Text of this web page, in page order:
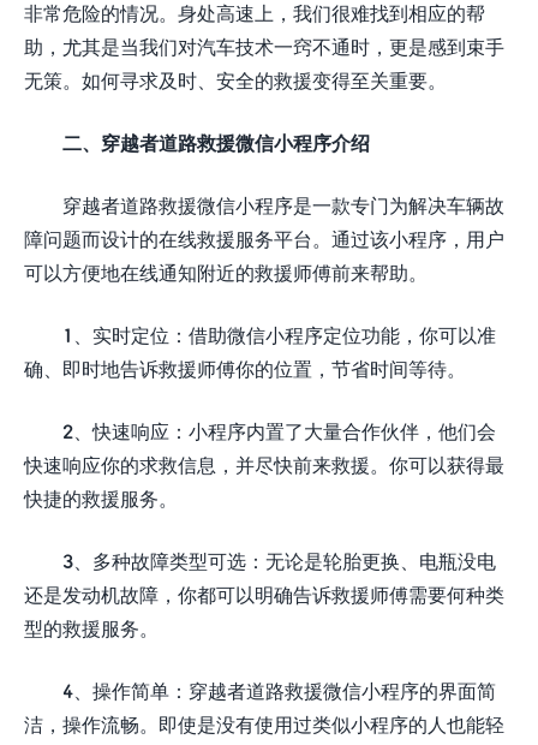
非常危险的情况。身处高速上，我们很难找到相应的帮
助，尤其是当我们对汽车技术一窍不通时，更是感到束手
无策。如何寻求及时、安全的救援变得至关重要。
二、穿越者道路救援微信小程序介绍
穿越者道路救援微信小程序是一款专门为解决车辆故
障问题而设计的在线救援服务平台。通过该小程序，用户
可以方便地在线通知附近的救援师傅前来帮助。
1、实时定位：借助微信小程序定位功能，你可以准
确、即时地告诉救援师傅你的位置，节省时间等待。
2、快速响应：小程序内置了大量合作伙伴，他们会
快速响应你的求救信息，并尽快前来救援。你可以获得最
快捷的救援服务。
3、多种故障类型可选：无论是轮胎更换、电瓶没电
还是发动机故障，你都可以明确告诉救援师傅需要何种类
型的救援服务。
4、操作简单：穿越者道路救援微信小程序的界面简
洁，操作流畅。即使是没有使用过类似小程序的人也能轻